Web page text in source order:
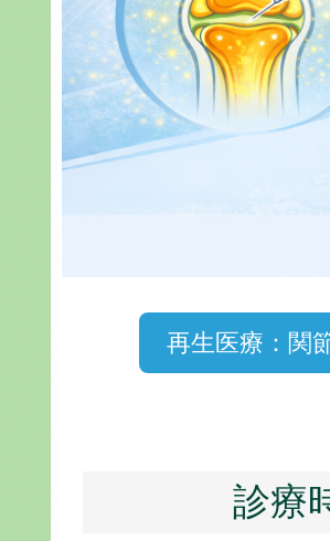
再生医療：関
診療